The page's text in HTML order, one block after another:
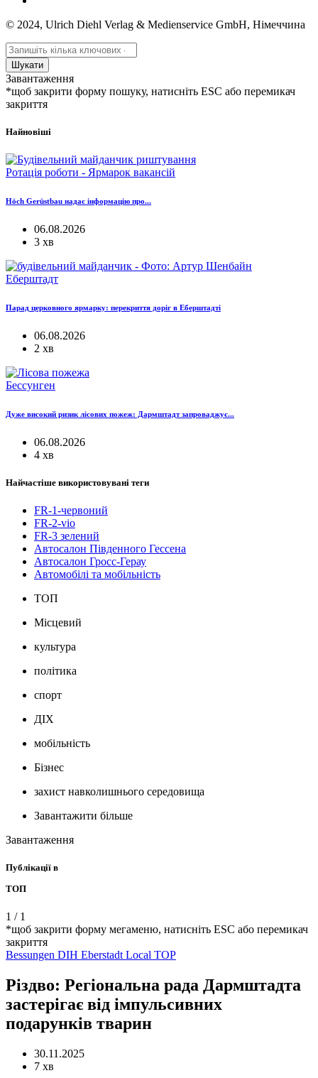
© 2024, Ulrich Diehl Verlag & Medienservice GmbH, Німеччина
Шукати
Завантаження
*щоб закрити форму пошуку, натисніть ESC або перемикач
закриття
Найновіші
Ротація роботи - Ярмарок вакансій
Höch Gerüstbau надає інформацію про...
06.08.2026
3 хв
Еберштадт
Парад церковного ярмарку: перекриття доріг в Еберштадті
06.08.2026
2 хв
Бессунген
Дуже високий ризик лісових пожеж: Дармштадт запроваджує...
06.08.2026
4 хв
Найчастіше використовувані теги
FR-1-червоний
FR-2-vio
FR-3 зелений
Автосалон Південного Гессена
Автосалон Гросс-Герау
Автомобілі та мобільність
ТОП
Місцевий
культура
політика
спорт
ДІХ
мобільність
Бізнес
захист навколишнього середовища
Завантажити більше
Завантаження
Публікації в
ТОП
1 / 1
*щоб закрити форму мегаменю, натисніть ESC або перемикач
закриття
Bessungen DIH Eberstadt Local TOP
Різдво: Регіональна рада Дармштадта
застерігає від імпульсивних
подарунків тварин
30.11.2025
7 хв